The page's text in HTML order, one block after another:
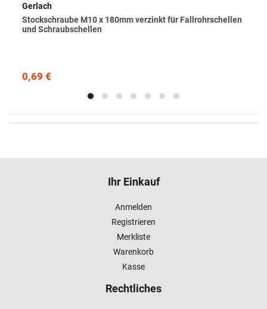
Gerlach
Stockschraube M10 x 180mm verzinkt für Fallrohrschellen
und Schraubschellen
0,69 €
Ihr Einkauf
Anmelden
Registrieren
Merkliste
Warenkorb
Kasse
Rechtliches